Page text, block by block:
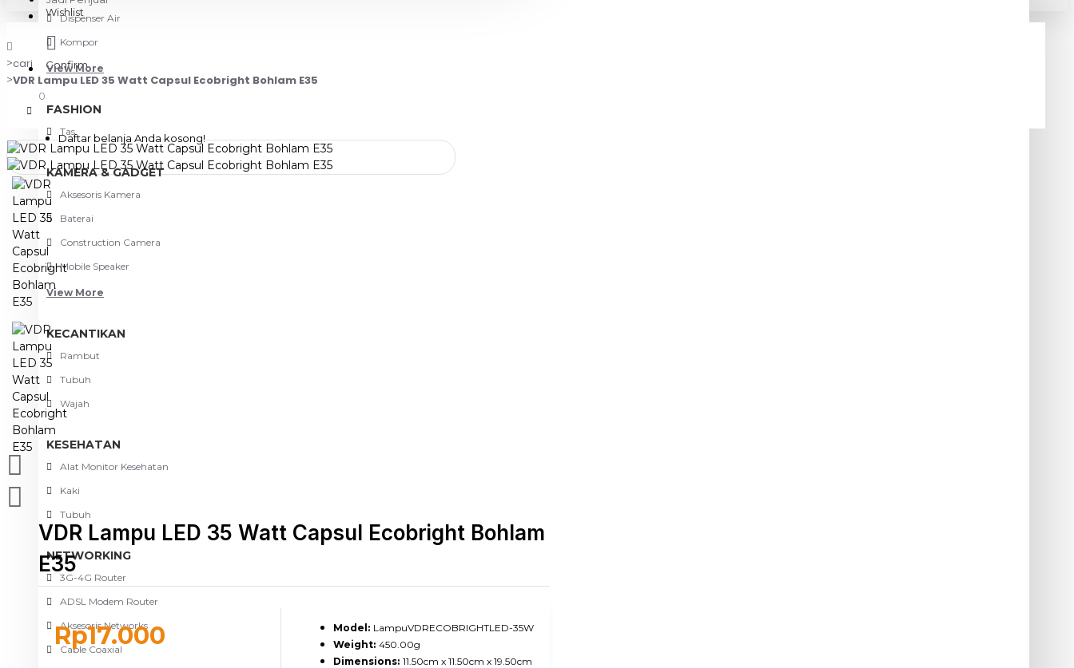
Wishlist
Confirm
0
Daftar belanja Anda kosong!
Dispenser Air
Kompor
View More
FASHION
Tas
KAMERA & GADGET
Aksesoris Kamera
Baterai
Construction Camera
Mobile Speaker
View More
KECANTIKAN
Rambut
Tubuh
Wajah
KESEHATAN
Alat Monitor Kesehatan
Kaki
Tubuh
NETWORKING
3G-4G Router
ADSL Modem Router
Aksesoris Networks
Cable Coaxial
cari
VDR Lampu LED 35 Watt Capsul Ecobright Bohlam E35
VDR Lampu LED 35 Watt Capsul Ecobright Bohlam
E35
Rp17.000 Model: LampuVDRECOBRIGHTLED-35W
Weight: 450.00g
Dimensions: 11.50cm x 11.50cm x 19.50cm